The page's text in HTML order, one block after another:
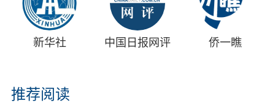
新华社 中国日报网评 侨一瞧
推荐阅读